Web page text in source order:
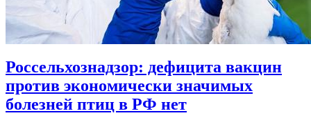
Россельхознадзор: дефицита вакцин
против экономически значимых
болезней птиц в РФ нет